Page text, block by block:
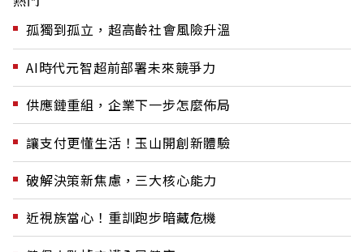
孤獨到孤立，超高齡社會風險升溫
AI時代元智超前部署未來競爭力
供應鏈重組，企業下一步怎麼佈局
讓支付更懂生活！玉山開創新體驗
破解決策新焦慮，三大核心能力
近視族當心！重訓跑步暗藏危機